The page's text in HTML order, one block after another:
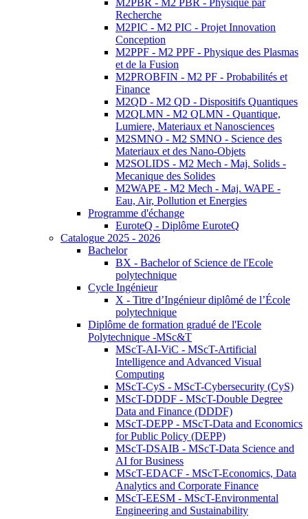
M2PBR - M2 PBR - Physique par
Recherche
M2PIC - M2 PIC - Projet Innovation
Conception
M2PPF - M2 PPF - Physique des Plasmas
et de la Fusion
M2PROBFIN - M2 PF - Probabilités et
Finance
M2QD - M2 QD - Dispositifs Quantiques
M2QLMN - M2 QLMN - Quantique,
Lumiere, Materiaux et Nanosciences
M2SMNO - M2 SMNO - Science des
Materiaux et des Nano-Objets
M2SOLIDS - M2 Mech - Maj. Solids -
Mecanique des Solides
M2WAPE - M2 Mech - Maj. WAPE -
Eau, Air, Pollution et Energies
Programme d'échange
EuroteQ - Diplôme EuroteQ
Catalogue 2025 - 2026
Bachelor
BX - Bachelor of Science de l'Ecole
polytechnique
Cycle Ingénieur
X - Titre d’Ingénieur diplômé de l’École
polytechnique
Diplôme de formation gradué de l'Ecole
Polytechnique -MSc&T
MScT-AI-ViC - MScT-Artificial
Intelligence and Advanced Visual
Computing
MScT-CyS - MScT-Cybersecurity (CyS)
MScT-DDDF - MScT-Double Degree
Data and Finance (DDDF)
MScT-DEPP - MScT-Data and Economics
for Public Policy (DEPP)
MScT-DSAIB - MScT-Data Science and
AI for Business
MScT-EDACF - MScT-Economics, Data
Analytics and Corporate Finance
MScT-EESM - MScT-Environmental
Engineering and Sustainability